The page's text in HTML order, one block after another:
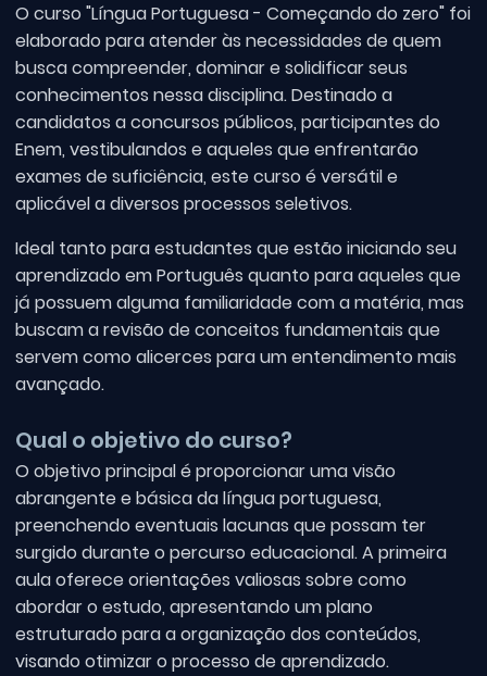
O curso "Língua Portuguesa - Começando do zero" foi
elaborado para atender às necessidades de quem
busca compreender, dominar e solidificar seus
conhecimentos nessa disciplina. Destinado a
candidatos a concursos públicos, participantes do
Enem, vestibulandos e aqueles que enfrentarão
exames de suficiência, este curso é versátil e
aplicável a diversos processos seletivos.
Ideal tanto para estudantes que estão iniciando seu
aprendizado em Português quanto para aqueles que
já possuem alguma familiaridade com a matéria, mas
buscam a revisão de conceitos fundamentais que
servem como alicerces para um entendimento mais
avançado.
Qual o objetivo do curso?
O objetivo principal é proporcionar uma visão
abrangente e básica da língua portuguesa,
preenchendo eventuais lacunas que possam ter
surgido durante o percurso educacional. A primeira
aula oferece orientações valiosas sobre como
abordar o estudo, apresentando um plano
estruturado para a organização dos conteúdos,
visando otimizar o processo de aprendizado.